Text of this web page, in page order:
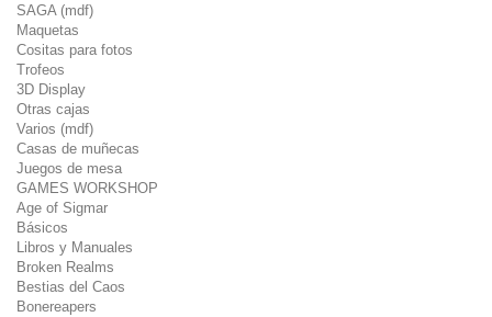
SAGA (mdf)
Maquetas
Cositas para fotos
Trofeos
3D Display
Otras cajas
Varios (mdf)
Casas de muñecas
Juegos de mesa
GAMES WORKSHOP
Age of Sigmar
Básicos
Libros y Manuales
Broken Realms
Bestias del Caos
Bonereapers